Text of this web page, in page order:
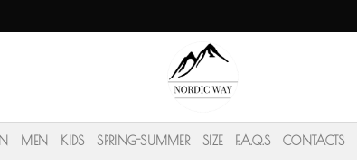
MEN KIDS SPRING-SUMMER SIZE F.A.Q.S CONTACTS